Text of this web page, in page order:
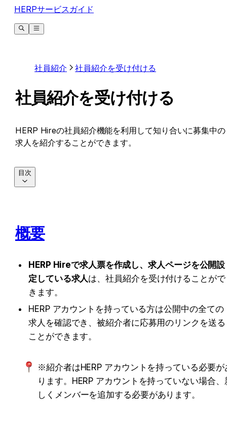
HERPサービスガイド
社員紹介 社員紹介を受け付ける
社員紹介を受け付ける
HERP Hireの社員紹介機能を利用して知り合いに募集中の
求人を紹介することができます。
概要
HERP Hireで求人票を作成し、求人ページを公開設
定している求人は、社員紹介を受け付けることがで
きます。
HERP アカウントを持っている方は公開中の全ての
求人を確認でき、被紹介者に応募用のリンクを送る
ことができます。
※紹介者はHERP アカウントを持っている必要が
ります。HERP アカウントを持っていない場合、
しくメンバーを追加する必要があります。
目次